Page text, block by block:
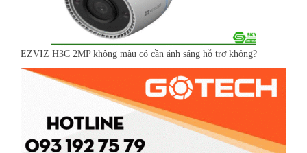
EZVIZ H3C 2MP không màu có cần ánh sáng hỗ trợ không?